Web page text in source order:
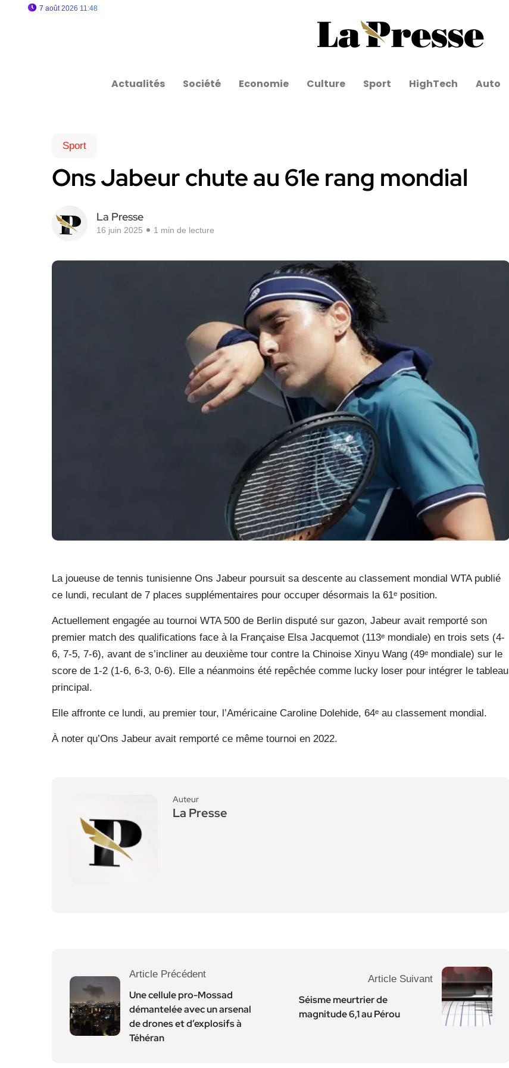
7 août 2026 11:48
Actualités Société Economie Culture Sport HighTech Auto
Sport
Ons Jabeur chute au 61e rang mondial
La Presse
16 juin 2025 1 min de lecture
La joueuse de tennis tunisienne Ons Jabeur poursuit sa descente au classement mondial WTA publié
ce lundi, reculant de 7 places supplémentaires pour occuper désormais la 61ᵉ position.
Actuellement engagée au tournoi WTA 500 de Berlin disputé sur gazon, Jabeur avait remporté son
premier match des qualifications face à la Française Elsa Jacquemot (113ᵉ mondiale) en trois sets (4-
6, 7-5, 7-6), avant de s’incliner au deuxième tour contre la Chinoise Xinyu Wang (49ᵉ mondiale) sur le
score de 1-2 (1-6, 6-3, 0-6). Elle a néanmoins été repêchée comme lucky loser pour intégrer le tableau
principal.
Elle affronte ce lundi, au premier tour, l’Américaine Caroline Dolehide, 64ᵉ au classement mondial.
À noter qu’Ons Jabeur avait remporté ce même tournoi en 2022.
Auteur
La Presse
Article Précédent
Une cellule pro-Mossad
démantelée avec un arsenal
de drones et d’explosifs à
Téhéran
Article Suivant
Séisme meurtrier de
magnitude 6,1 au Pérou